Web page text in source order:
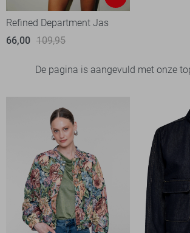
Refined Department Jas
66,00 109,95
De pagina is aangevuld met onze